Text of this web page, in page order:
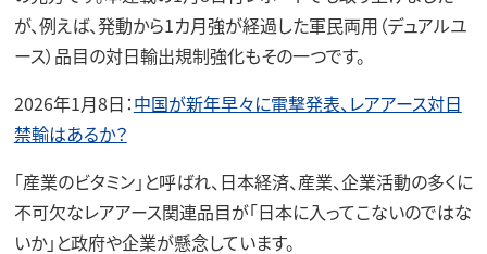
が、例えば、発動から1カ月強が経過した軍民両用（デュアルユ
ース）品目の対日輸出規制強化もその一つです。
2026年1月8日：中国が新年早々に電撃発表、レアアース対日
禁輸はあるか？
「産業のビタミン」と呼ばれ、日本経済、産業、企業活動の多くに
不可欠なレアアース関連品目が「日本に入ってこないのではな
いか」と政府や企業が懸念しています。